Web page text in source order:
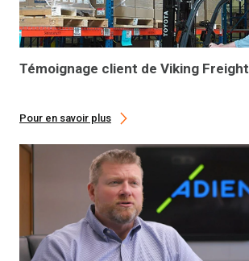
Témoignage client de Viking Freight
Pour en savoir plus